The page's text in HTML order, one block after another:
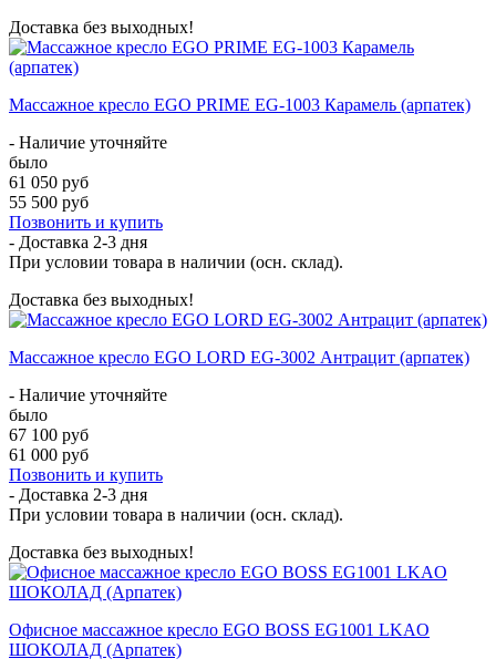
Доставка без выходных!
Массажное кресло EGO PRIME EG-1003 Карамель (арпатек)
- Наличие уточняйте
было
61 050 руб
55 500 руб
Позвонить и купить
- Доставка 2-3 дня
При условии товара в наличии (осн. склад).
Доставка без выходных!
Массажное кресло EGO LORD EG-3002 Антрацит (арпатек)
- Наличие уточняйте
было
67 100 руб
61 000 руб
Позвонить и купить
- Доставка 2-3 дня
При условии товара в наличии (осн. склад).
Доставка без выходных!
Офисное массажное кресло EGO BOSS EG1001 LKAO
ШОКОЛАД (Арпатек)